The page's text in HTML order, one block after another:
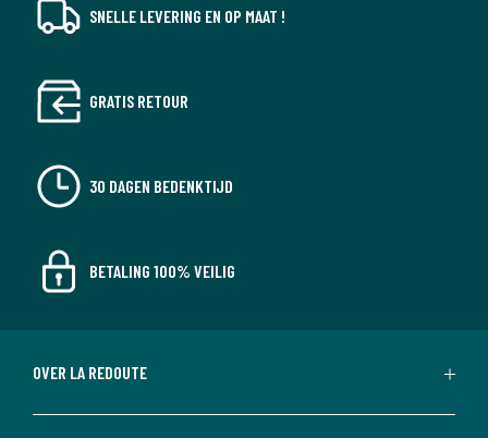
SNELLE LEVERING EN OP MAAT !
GRATIS RETOUR
30 DAGEN BEDENKTIJD
BETALING 100% VEILIG
OVER LA REDOUTE